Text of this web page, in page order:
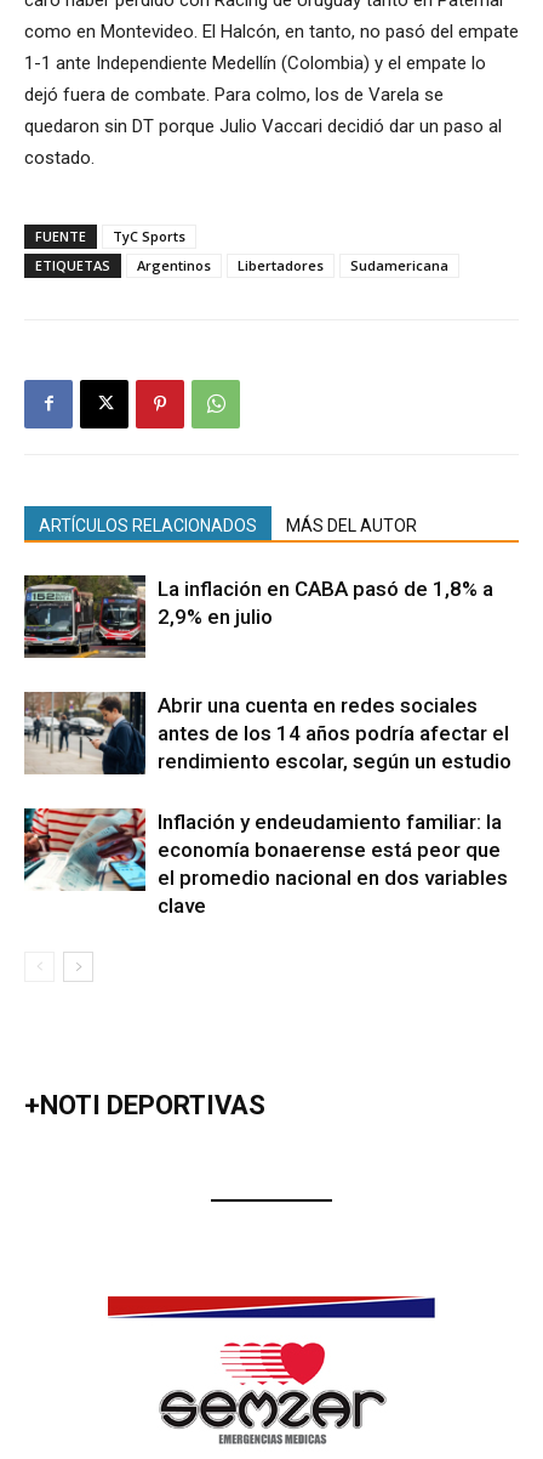
como en Montevideo. El Halcón, en tanto, no pasó del empate
1-1 ante Independiente Medellín (Colombia) y el empate lo
dejó fuera de combate. Para colmo, los de Varela se
quedaron sin DT porque Julio Vaccari decidió dar un paso al
costado.
FUENTE
TyC Sports
ETIQUETAS
Argentinos Libertadores Sudamericana
ARTÍCULOS RELACIONADOS MÁS DEL AUTOR
La inflación en CABA pasó de 1,8% a
2,9% en julio
Abrir una cuenta en redes sociales
antes de los 14 años podría afectar el
rendimiento escolar, según un estudio
Inflación y endeudamiento familiar: la
economía bonaerense está peor que
el promedio nacional en dos variables
clave
+NOTI DEPORTIVAS